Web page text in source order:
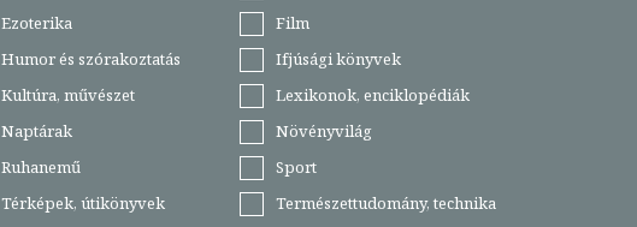
Ezoterika
Film
Humor és szórakoztatás
Ifjúsági könyvek
Kultúra, művészet
Lexikonok, enciklopédiák
Naptárak
Növényvilág
Ruhanemű
Sport
Térképek, útikönyvek
Természettudomány, technika